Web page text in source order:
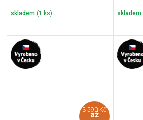
skladem (1 ks) skladem
3 590 Kč
až